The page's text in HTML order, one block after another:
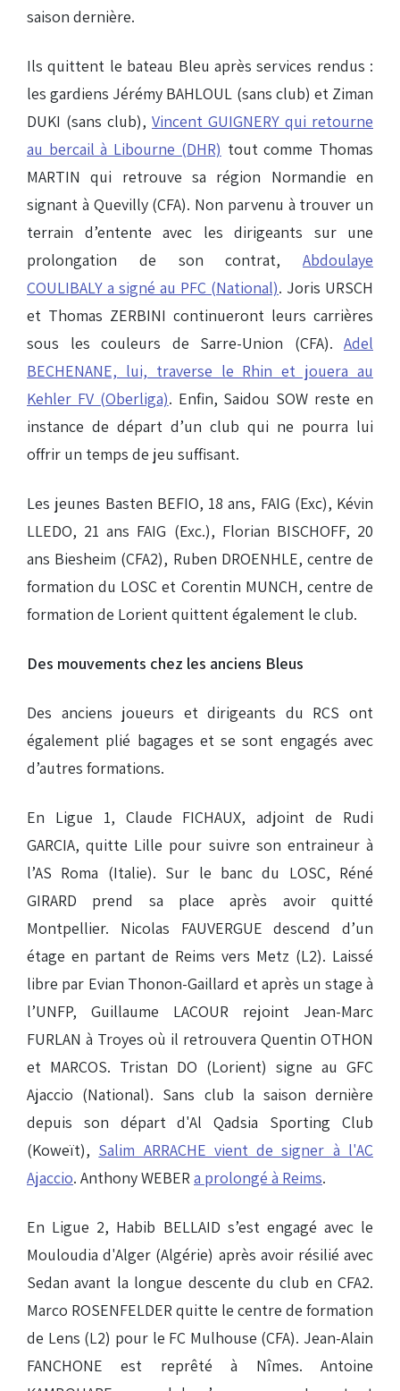
saison dernière.
Ils quittent le bateau Bleu après services rendus :
les gardiens Jérémy BAHLOUL (sans club) et Ziman
DUKI (sans club), Vincent GUIGNERY qui retourne
au bercail à Libourne (DHR) tout comme Thomas
MARTIN qui retrouve sa région Normandie en
signant à Quevilly (CFA). Non parvenu à trouver un
terrain d’entente avec les dirigeants sur une
prolongation de son contrat, Abdoulaye
COULIBALY a signé au PFC (National). Joris URSCH
et Thomas ZERBINI continueront leurs carrières
sous les couleurs de Sarre-Union (CFA). Adel
BECHENANE, lui, traverse le Rhin et jouera au
Kehler FV (Oberliga). Enfin, Saidou SOW reste en
instance de départ d’un club qui ne pourra lui
offrir un temps de jeu suffisant.
Les jeunes Basten BEFIO, 18 ans, FAIG (Exc), Kévin
LLEDO, 21 ans FAIG (Exc.), Florian BISCHOFF, 20
ans Biesheim (CFA2), Ruben DROENHLE, centre de
formation du LOSC et Corentin MUNCH, centre de
formation de Lorient quittent également le club.
Des mouvements chez les anciens Bleus
Des anciens joueurs et dirigeants du RCS ont
également plié bagages et se sont engagés avec
d’autres formations.
En Ligue 1, Claude FICHAUX, adjoint de Rudi
GARCIA, quitte Lille pour suivre son entraineur à
l’AS Roma (Italie). Sur le banc du LOSC, Réné
GIRARD prend sa place après avoir quitté
Montpellier. Nicolas FAUVERGUE descend d’un
étage en partant de Reims vers Metz (L2). Laissé
libre par Evian Thonon-Gaillard et après un stage à
l’UNFP, Guillaume LACOUR rejoint Jean-Marc
FURLAN à Troyes où il retrouvera Quentin OTHON
et MARCOS. Tristan DO (Lorient) signe au GFC
Ajaccio (National). Sans club la saison dernière
depuis son départ d'Al Qadsia Sporting Club
(Koweït), Salim ARRACHE vient de signer à l'AC
Ajaccio. Anthony WEBER a prolongé à Reims.
En Ligue 2, Habib BELLAID s’est engagé avec le
Mouloudia d'Alger (Algérie) après avoir résilié avec
Sedan avant la longue descente du club en CFA2.
Marco ROSENFELDER quitte le centre de formation
de Lens (L2) pour le FC Mulhouse (CFA). Jean-Alain
FANCHONE est reprêté à Nîmes. Antoine